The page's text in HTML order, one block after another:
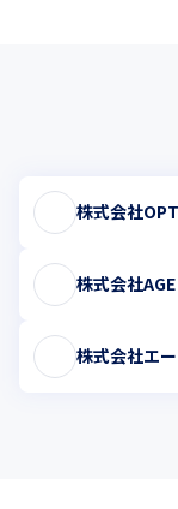
株式会社
株式会社
株式会社エ